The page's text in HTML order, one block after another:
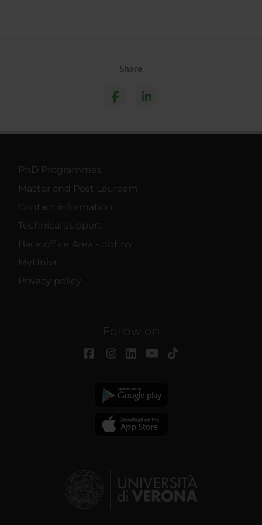
Share
PhD Programmes
Master and Post Lauream
Contact information
Technical support
Back office Area - dbErw
MyUnivr
Privacy policy
Follow on